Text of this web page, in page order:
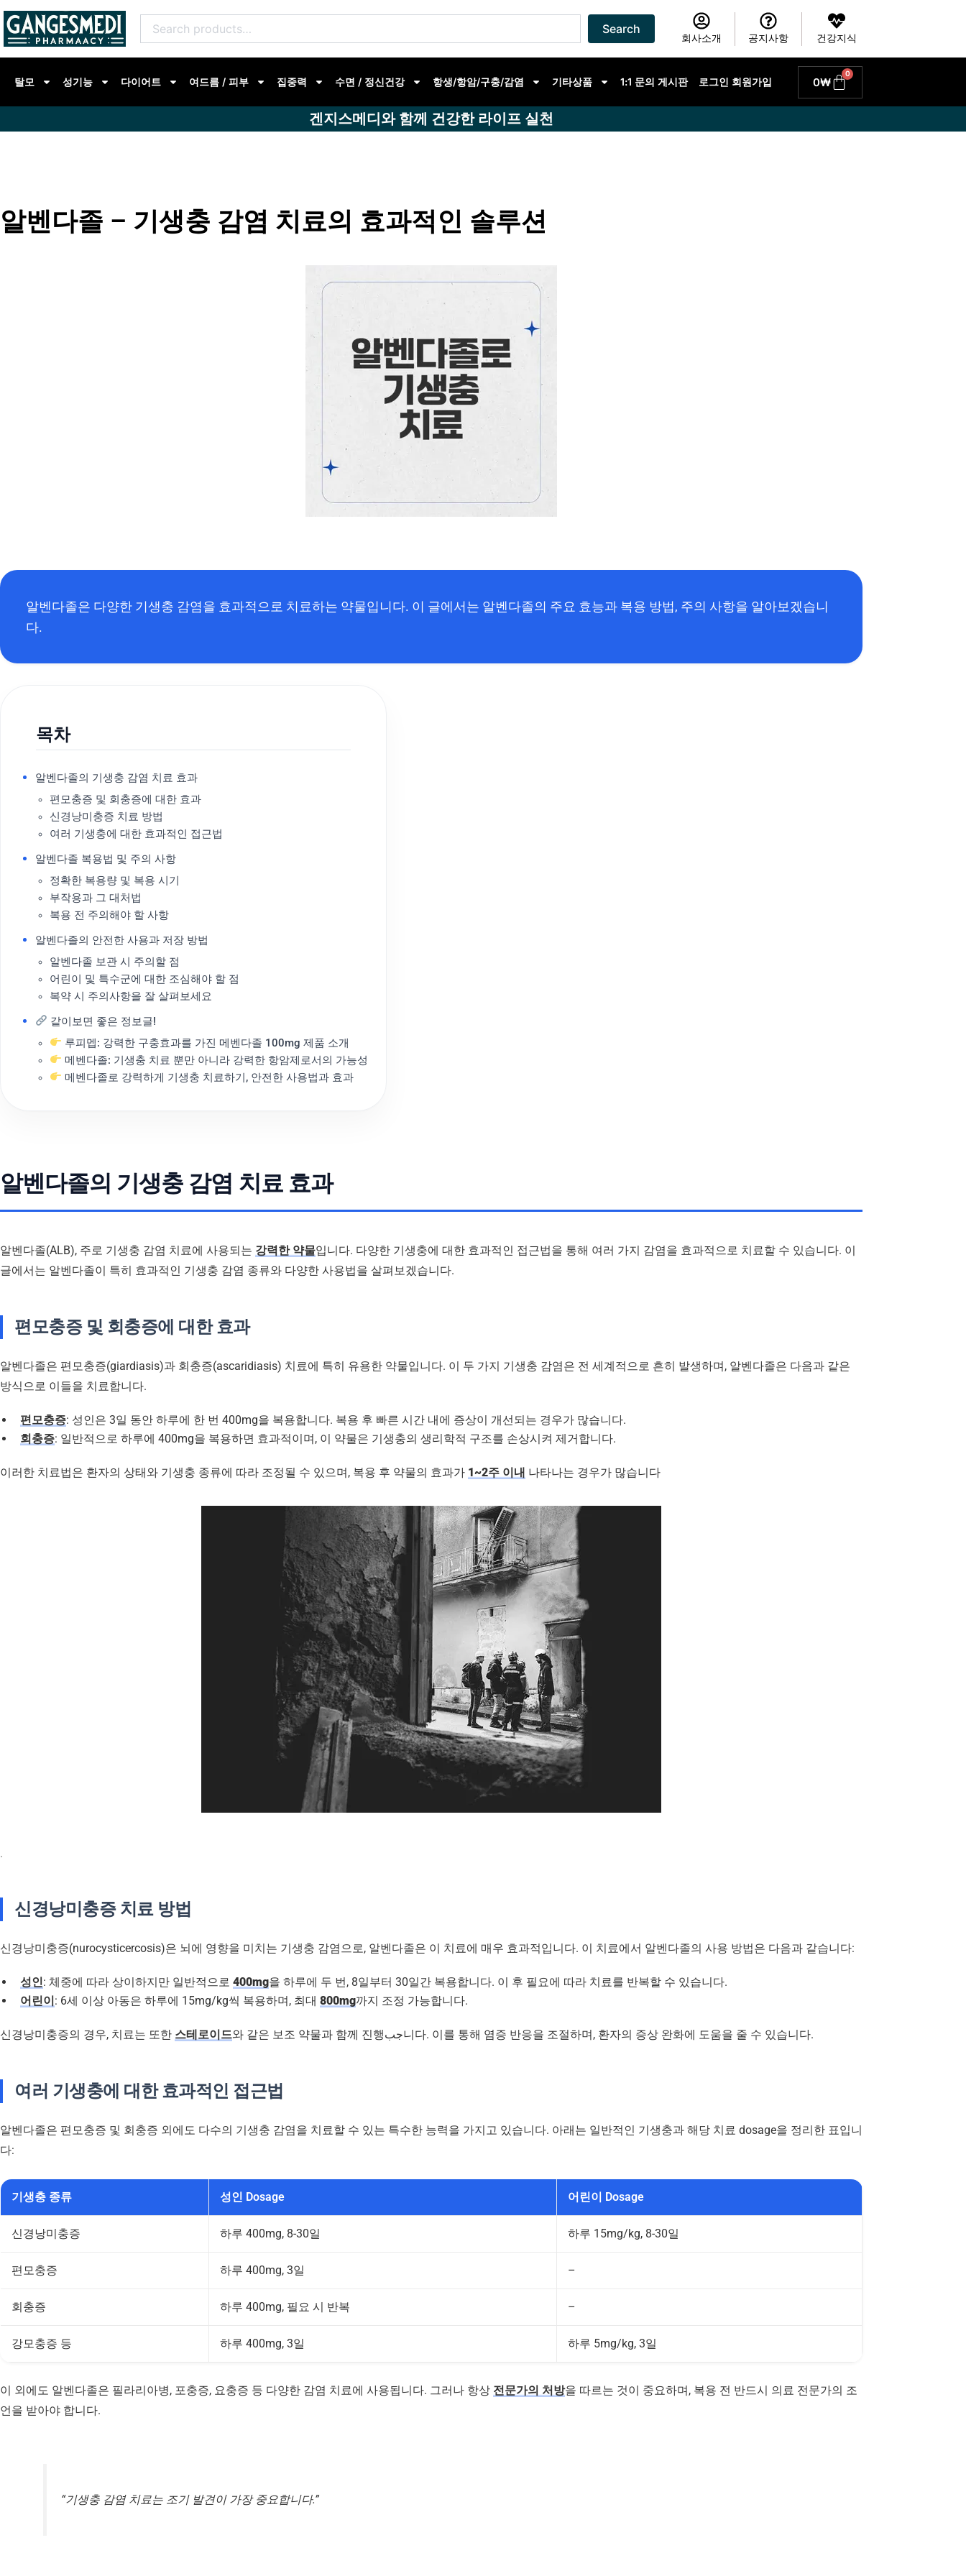
콘
텐
츠
for:
Search
회사소개 공지사항 건강지식
탈모 성기능 다이어트 여드름 / 피부 집중력 수면 / 정신건강 항생/항암/구충/감염 기타상품 1:1 문의 게시판 로그인 회원가입 0₩
0
Cart
겐지스메디와 함께 건강한 라이프 실천
알벤다졸 – 기생충 감염 치료의 효과적인 솔루션
알벤다졸은 다양한 기생충 감염을 효과적으로 치료하는 약물입니다. 이 글에서는 알벤다졸의 주요 효능과 복용 방법, 주의 사항을 알아보겠습니
다.
목차
알벤다졸의 기생충 감염 치료 효과
편모충증 및 회충증에 대한 효과
신경낭미충증 치료 방법
여러 기생충에 대한 효과적인 접근법
알벤다졸 복용법 및 주의 사항
정확한 복용량 및 복용 시기
부작용과 그 대처법
복용 전 주의해야 할 사항
알벤다졸의 안전한 사용과 저장 방법
알벤다졸 보관 시 주의할 점
어린이 및 특수군에 대한 조심해야 할 점
복약 시 주의사항을 잘 살펴보세요
같이보면 좋은 정보글!
루피멥: 강력한 구충효과를 가진 메벤다졸 100mg 제품 소개
메벤다졸: 기생충 치료 뿐만 아니라 강력한 항암제로서의 가능성
메벤다졸로 강력하게 기생충 치료하기, 안전한 사용법과 효과
알벤다졸의 기생충 감염 치료 효과
알벤다졸(ALB), 주로 기생충 감염 치료에 사용되는 강력한 약물입니다. 다양한 기생충에 대한 효과적인 접근법을 통해 여러 가지 감염을 효과적으로 치료할 수 있습니다. 이
글에서는 알벤다졸이 특히 효과적인 기생충 감염 종류와 다양한 사용법을 살펴보겠습니다.
편모충증 및 회충증에 대한 효과
알벤다졸은 편모충증(giardiasis)과 회충증(ascaridiasis) 치료에 특히 유용한 약물입니다. 이 두 가지 기생충 감염은 전 세계적으로 흔히 발생하며, 알벤다졸은 다음과 같은
방식으로 이들을 치료합니다.
편모충증: 성인은 3일 동안 하루에 한 번 400mg을 복용합니다. 복용 후 빠른 시간 내에 증상이 개선되는 경우가 많습니다.
회충증: 일반적으로 하루에 400mg을 복용하면 효과적이며, 이 약물은 기생충의 생리학적 구조를 손상시켜 제거합니다.
이러한 치료법은 환자의 상태와 기생충 종류에 따라 조정될 수 있으며, 복용 후 약물의 효과가 1~2주 이내 나타나는 경우가 많습니다
.
신경낭미충증 치료 방법
신경낭미충증(nurocysticercosis)은 뇌에 영향을 미치는 기생충 감염으로, 알벤다졸은 이 치료에 매우 효과적입니다. 이 치료에서 알벤다졸의 사용 방법은 다음과 같습니다:
성인: 체중에 따라 상이하지만 일반적으로 400mg을 하루에 두 번, 8일부터 30일간 복용합니다. 이 후 필요에 따라 치료를 반복할 수 있습니다.
어린이 : 6세 이상 아동은 하루에 15mg/kg씩 복용하며, 최대 800mg까지 조정 가능합니다.
신경낭미충증의 경우, 치료는 또한 스테로이드 와 같은 보조 약물과 함께 진행جب니다. 이를 통해 염증 반응을 조절하며, 환자의 증상 완화에 도움을 줄 수 있습니다.
여러 기생충에 대한 효과적인 접근법
알벤다졸은 편모충증 및 회충증 외에도 다수의 기생충 감염을 치료할 수 있는 특수한 능력을 가지고 있습니다. 아래는 일반적인 기생충과 해당 치료 dosage을 정리한 표입니
다:
기생충 종류 성인 Dosage 어린이 Dosage
신경낭미충증 하루 400mg, 8-30일 하루 15mg/kg, 8-30일
편모충증 하루 400mg, 3일 –
회충증 하루 400mg, 필요 시 반복 –
강모충증 등 하루 400mg, 3일 하루 5mg/kg, 3일
이 외에도 알벤다졸은 필라리아병, 포충증, 요충증 등 다양한 감염 치료에 사용됩니다. 그러나 항상 전문가의 처방을 따르는 것이 중요하며, 복용 전 반드시 의료 전문가의 조
언을 받아야 합니다.
“기생충 감염 치료는 조기 발견이 가장 중요합니다.”